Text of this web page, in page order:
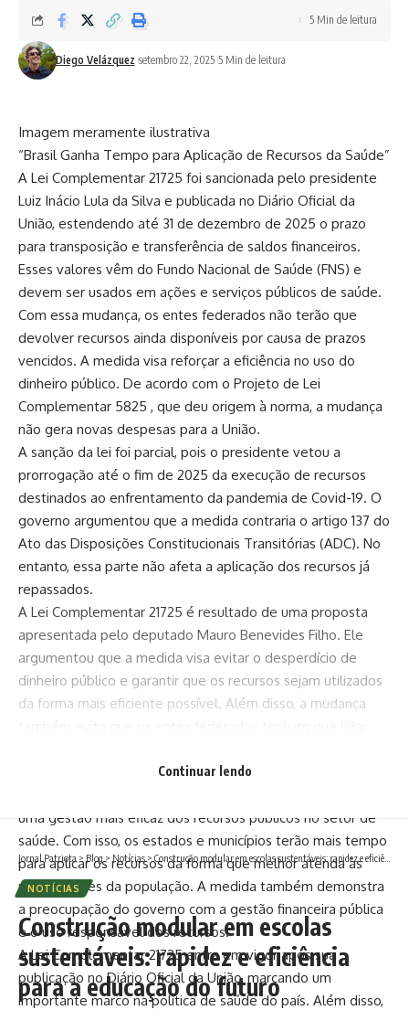
Diego Velázquez setembro 22, 2025 5 Min de leitura
5 Min de leitura
Imagem meramente ilustrativa
“Brasil Ganha Tempo para Aplicação de Recursos da Saúde”
A Lei Complementar 21725 foi sancionada pelo presidente
Luiz Inácio Lula da Silva e publicada no Diário Oficial da
União, estendendo até 31 de dezembro de 2025 o prazo
para transposição e transferência de saldos financeiros.
Esses valores vêm do Fundo Nacional de Saúde (FNS) e
devem ser usados em ações e serviços públicos de saúde.
Com essa mudança, os entes federados não terão que
devolver recursos ainda disponíveis por causa de prazos
vencidos. A medida visa reforçar a eficiência no uso do
dinheiro público. De acordo com o Projeto de Lei
Complementar 5825 , que deu origem à norma, a mudança
não gera novas despesas para a União.
A sanção da lei foi parcial, pois o presidente vetou a
prorrogação até o fim de 2025 da execução de recursos
destinados ao enfrentamento da pandemia de Covid-19. O
governo argumentou que a medida contraria o artigo 137 do
Ato das Disposições Constitucionais Transitórias (ADC). No
entanto, essa parte não afeta a aplicação dos recursos já
repassados.
A Lei Complementar 21725 é resultado de uma proposta
apresentada pelo deputado Mauro Benevides Filho. Ele
argumentou que a medida visa evitar o desperdício de
dinheiro público e garantir que os recursos sejam utilizados
da forma mais eficiente possível. Além disso, a mudança
uma gestão mais eficaz dos recursos públicos no setor de
saúde. Com isso, os estados e municípios terão mais tempo
para aplicar os recursos da forma que melhor atenda às
necessidades da população. A medida também demonstra
a preocupação do governo com a gestão financeira pública
e o uso responsável dos recursos.
A Lei Complementar 21725 entra em vigor após sua
publicação no Diário Oficial da União, marcando um
importante marco na política de saúde do país. Além disso,
Continuar lendo
Jornal Patriota > Blog > Notícias > Construção modular em escolas sustentáveis: rapidez e eficiência para a educação do futuro
NOTÍCIAS
Construção modular em escolas
sustentáveis: rapidez e eficiência
para a educação do futuro